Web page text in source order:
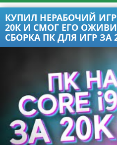
КУПИЛ НЕРАБОЧИЙ
20К И СМОГ ЕГО
СБОРКА ПК ДЛЯ ИГР ЗА